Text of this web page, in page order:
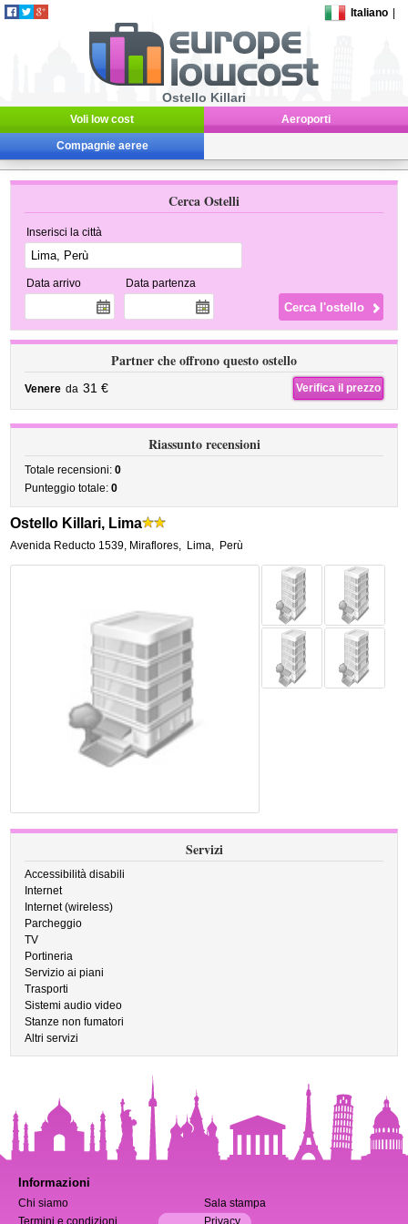
Italiano
Ostello Killari
Voli low cost Aeroporti
Compagnie aeree
Cerca Ostelli
Inserisci la città
Data arrivo Data partenza
Partner che offrono questo ostello
Venere da 31 € Verifica il prezzo
Riassunto recensioni
Totale recensioni:0
Punteggio totale:0
Ostello Killari, Lima
Avenida Reducto 1539, Miraflores, Lima, Perù
Servizi
Accessibilità disabili
Internet
Internet (wireless)
Parcheggio
TV
Portineria
Servizio ai piani
Trasporti
Sistemi audio video
Stanze non fumatori
Altri servizi
Informazioni
Chi siamo
Sala stampa
Termini e condizioni
Privacy